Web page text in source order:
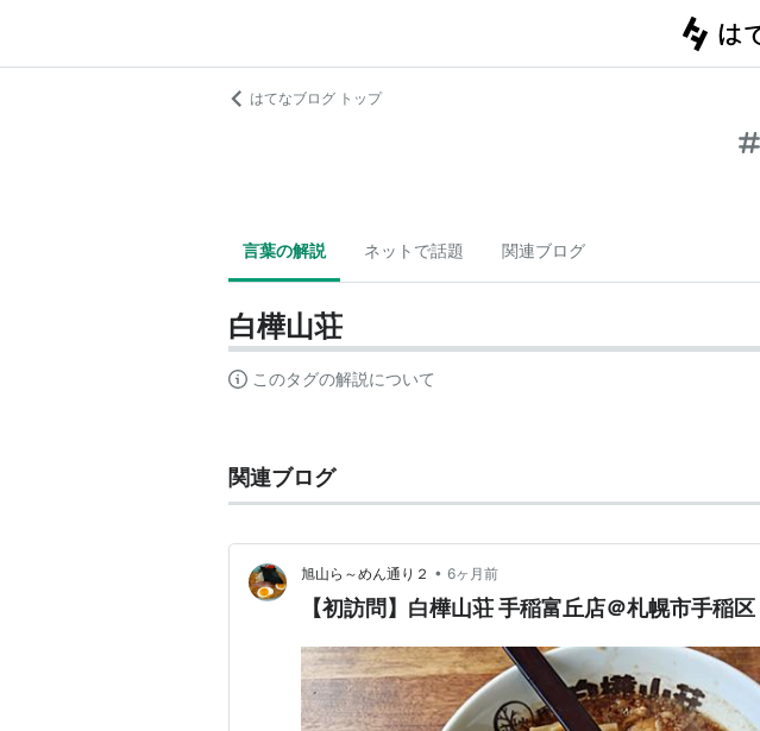
はてなブログ トップ
言葉の解説 ネットで話題 関連ブログ
白樺山荘
このタグの解説について
関連ブログ
旭山ら～めん通り２ • 6ヶ月前
【初訪問】白樺山荘 手稲富丘店＠札幌市手稲区